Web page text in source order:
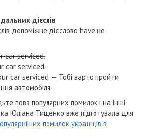
дієслів
допоміжне дієслово have не
car serviced.
car serviced.
car serviced. — Тобі варто пройти
автомобіля.
повз популярних помилок і на інші
Юліана Тищенко вже підготувала для
помилок українців в